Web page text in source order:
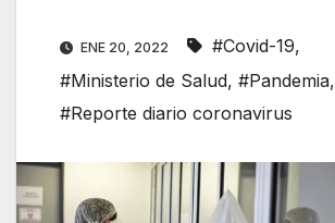
ENE 20, 2022 #Covid-19,
#Ministerio de Salud, #Pandemia,
#Reporte diario coronavirus